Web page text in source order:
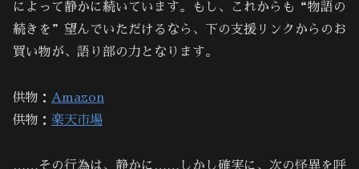
によって静かに続いています。もし、これからも“物語の
続きを”望んでいただけるなら、下の支援リンクからのお
買い物が、語り部の力となります。
供物： Amazon
供物： 楽天市場
……その行為は、静かに……しかし確実に、次の怪異を呼